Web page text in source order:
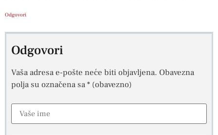
Odgovori
Odgovori
Vaša adresa e-pošte neće biti objavljena. Obavezna
polja su označena sa* (obavezno)